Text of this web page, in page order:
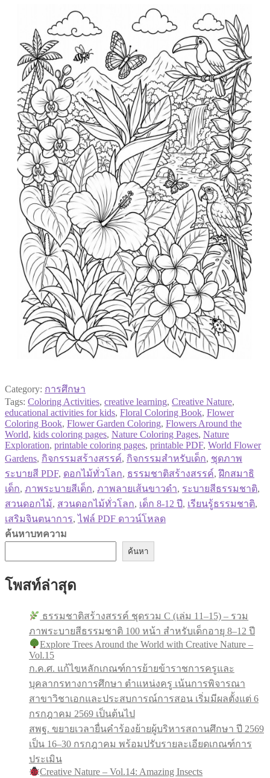
Category: การศึกษา
Tags: Coloring Activities, creative learning, Creative Nature,
educational activities for kids, Floral Coloring Book, Flower
Coloring Book, Flower Garden Coloring, Flowers Around the
World, kids coloring pages, Nature Coloring Pages, Nature
Exploration, printable coloring pages, printable PDF, World Flower
Gardens, กิจกรรมสร้างสรรค์, กิจกรรมสำหรับเด็ก, ชุดภาพ
ระบายสี PDF, ดอกไม้ทั่วโลก, ธรรมชาติสร้างสรรค์,ฝึกสมาธิ
เด็ก, ภาพระบายสีเด็ก, ภาพลายเส้นขาวดำ, ระบายสีธรรมชาติ,
สวนดอกไม้, สวนดอกไม้ทั่วโลก, เด็ก 8-12 ปี, เรียนรู้ธรรมชาติ,
เสริมจินตนาการ,ไฟล์ PDF ดาวน์โหลด
ค้นหาบทความ
ค้นหา
โพสท์ล่าสุด
ธรรมชาติสร้างสรรค์ ชุดรวม C (เล่ม 11–15) – รวม
ภาพระบายสีธรรมชาติ 100 หน้า สำหรับเด็กอายุ 8–12 ปี
Explore Trees Around the World with Creative Nature –
Vol.15
ก.ค.ศ. แก้ไขหลักเกณฑ์การย้ายข้าราชการครูและ
บุคลากรทางการศึกษา ตำแหน่งครู เน้นการพิจารณา
สาขาวิชาเอกและประสบการณ์การสอน เริ่มมีผลตั้งแต่ 6
กรกฎาคม 2569 เป็นต้นไป
สพฐ. ขยายเวลายื่นคำร้องย้ายผู้บริหารสถานศึกษา ปี 2569
เป็น 16–30 กรกฎาคม พร้อมปรับรายละเอียดเกณฑ์การ
ประเมิน
Creative Nature – Vol.14: Amazing Insects